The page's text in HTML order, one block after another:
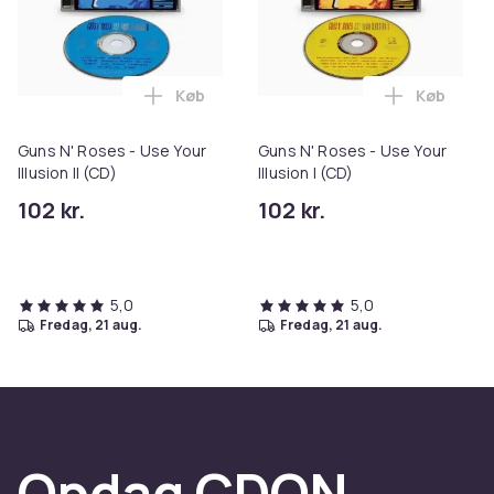
Guns N' Roses - Use Your
Illusion II (CD)
102 kr.
Læg Guns N' Roses - Use Your Illusion II
Køb
5,0
fredag, 21 aug.
Guns N' Roses - Use Your
Illusion I (CD)
102 kr.
Læg
Køb
5,0
fredag, 21 aug.